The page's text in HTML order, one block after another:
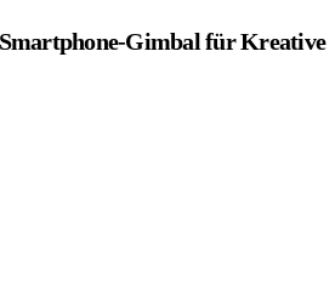
Gimbal für Kreative